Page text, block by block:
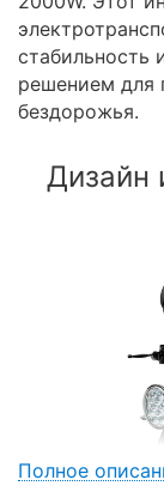
стабильность
решением для
бездорожья.
Дизайн
Полное